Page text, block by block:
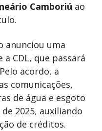
Camboriú ao
anunciou uma
CDL, que passará
acordo, a
comunicações,
de água e esgoto
2025, auxiliando
de créditos.